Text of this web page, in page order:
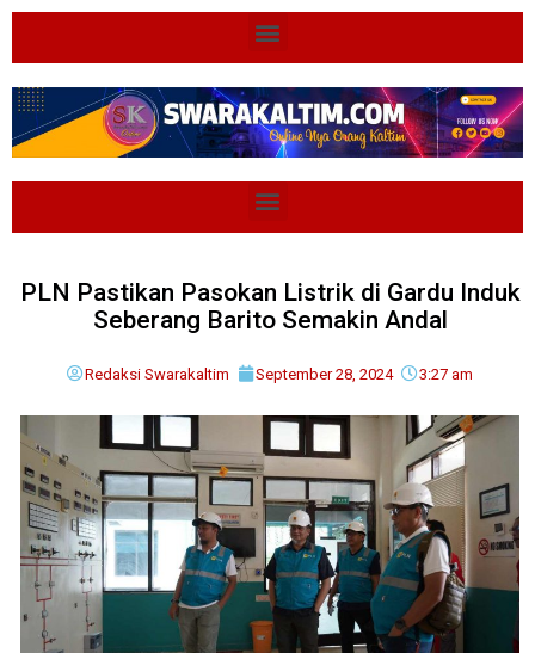
PLN Pastikan Pasokan Listrik di Gardu Induk
Seberang Barito Semakin Andal
Redaksi Swarakaltim September 28, 2024 3:27 am